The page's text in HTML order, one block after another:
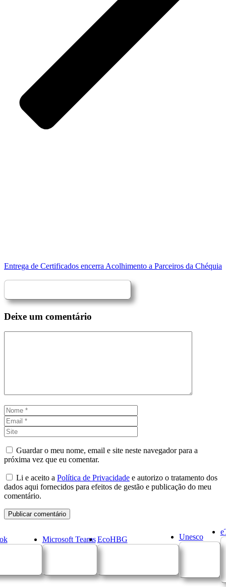
Entrega de Certificados encerra Acolhimento a Parceiros da Chéquia
Deixe um comentário
Nome
Guardar o meu nome, email e site neste navegador para a
próxima vez que eu comentar.
Li e aceito a Política de Privacidade e autorizo o tratamento dos
dados aqui fornecidos para efeitos de gestão e publicação do meu
comentário.
Microsoft Teams EcoHBG Unesco